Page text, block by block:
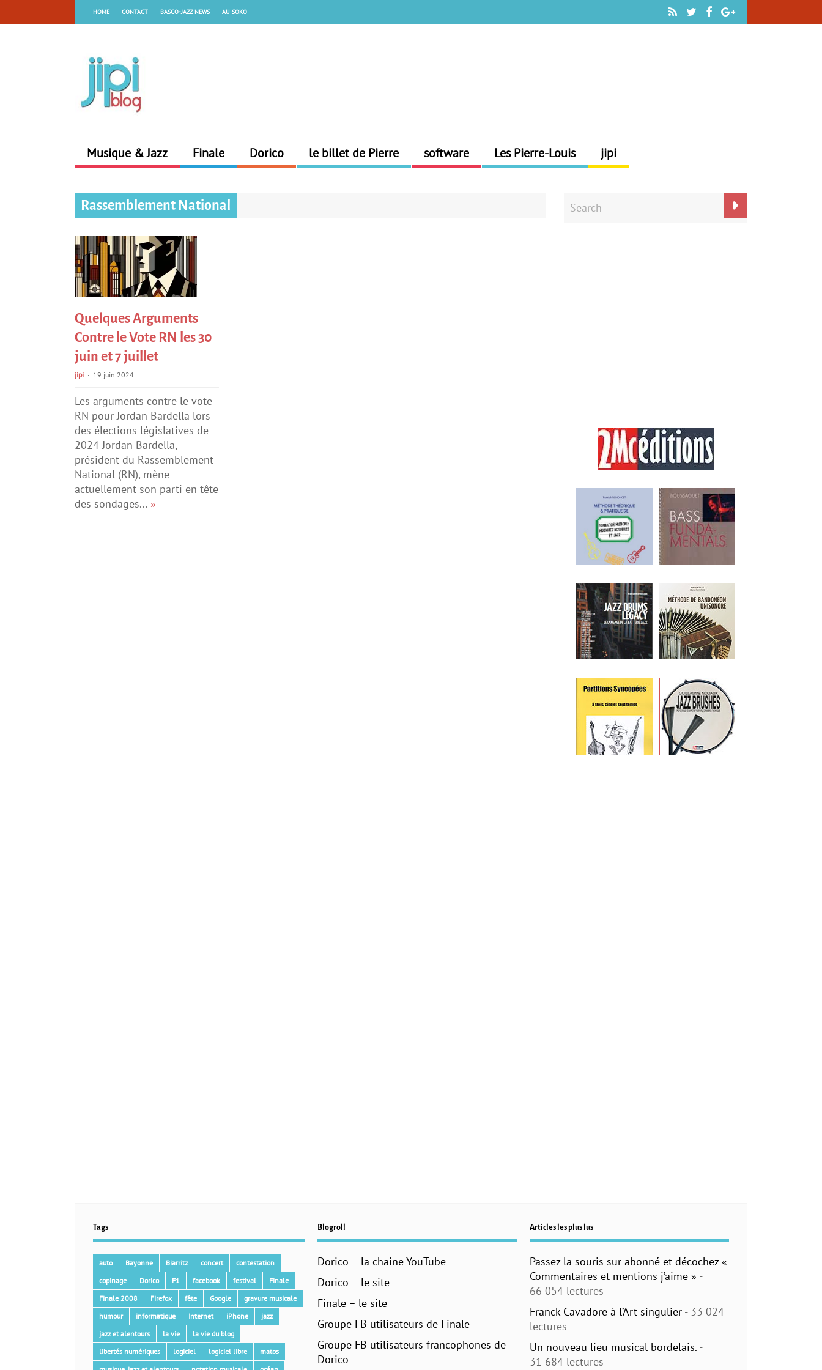
HOME CONTACT BASCO-JAZZ NEWS AU SOKO
Musique & Jazz Finale Dorico le billet de Pierre software Les Pierre-Louis jipi
Rassemblement National
Quelques Arguments
Contre le Vote RN les 30
juin et 7 juillet
jipi 19 juin 2024
Les arguments contre le vote
RN pour Jordan Bardella lors
des élections législatives de
2024 Jordan Bardella,
président du Rassemblement
National (RN), mène
actuellement son parti en tête
des sondages... »
Tags
auto Bayonne Biarritz concert
contestation
copinage
Dorico F1 facebook festival
Finale
Finale 2008
Firefox fête Google
gravure musicale
humour
informatique Internet iPhone
jazz
jazz et alentours
la vie
la vie du blog
libertés numériques
logiciel logiciel libre
matos
Blogroll
Dorico – la chaine YouTube
Dorico – le site
Finale – le site
Groupe FB utilisateurs de Finale
Groupe FB utilisateurs francophones de
Dorico
Articles les plus lus
Passez la souris sur abonné et décochez «
Commentaires et mentions j’aime » -
66 054 lectures
Franck Cavadore à l’Art singulier - 33 024
lectures
Un nouveau lieu musical bordelais. -
31 684 lectures